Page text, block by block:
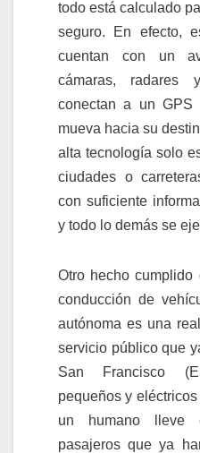
todo está calculado
seguro. En efecto,
cuentan con un
cámaras,
conectan a un
mueva hacia su
alta tecnología solo
ciudades o
con suficiente
y todo lo demás se
Otro hecho cumplido
conducción de
autónoma es una
servicio público que
San Francisco
pequeños y
un humano lleve
pasajeros que ya